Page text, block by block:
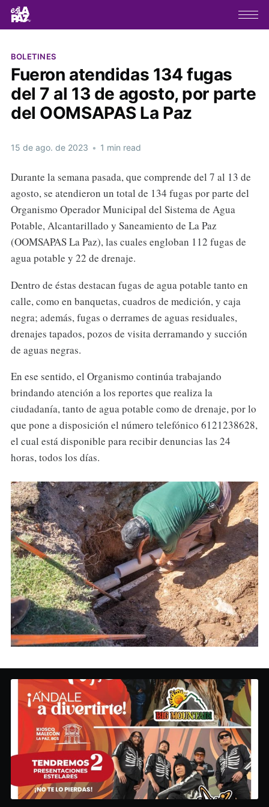
BOLETINES
Fueron atendidas 134 fugas
del 7 al 13 de agosto, por parte
del OOMSAPAS La Paz
15 de ago. de 2023 • 1 min read
Durante la semana pasada, que comprende del 7 al 13 de
agosto, se atendieron un total de 134 fugas por parte del
Organismo Operador Municipal del Sistema de Agua
Potable, Alcantarillado y Saneamiento de La Paz
(OOMSAPAS La Paz), las cuales engloban 112 fugas de
agua potable y 22 de drenaje.
Dentro de éstas destacan fugas de agua potable tanto en
calle, como en banquetas, cuadros de medición, y caja
negra; además, fugas o derrames de aguas residuales,
drenajes tapados, pozos de visita derramando y succión
de aguas negras.
En ese sentido, el Organismo continúa trabajando
brindando atención a los reportes que realiza la
ciudadanía, tanto de agua potable como de drenaje, por lo
que pone a disposición el número telefónico 6121238628,
el cual está disponible para recibir denuncias las 24
horas, todos los días.